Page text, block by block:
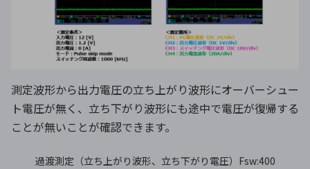
測定波形から出力電圧の立ち上がり波形にオーバーシュー
ト電圧が無く、立ち下がり波形にも途中で電圧が復帰する
ことが無いことが確認できます。
過渡測定（立ち上がり波形、立ち下がり電圧）Fsw:400